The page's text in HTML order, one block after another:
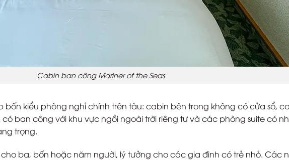
Cabin ban công Mariner of the Seas
bốn kiểu phòng nghỉ chính trên tàu: cabin bên trong không có cửa sổ,
ban công với khu vực ngồi ngoài trời riêng tư và các phòng suite có
trọng.
ba, bốn hoặc năm người, lý tưởng cho các gia đình có trẻ nhỏ. Các